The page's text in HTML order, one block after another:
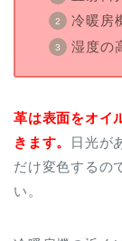
冷暖房
湿度の
革は表面をオイ
きます。
日光が
だけ変色するの
い。